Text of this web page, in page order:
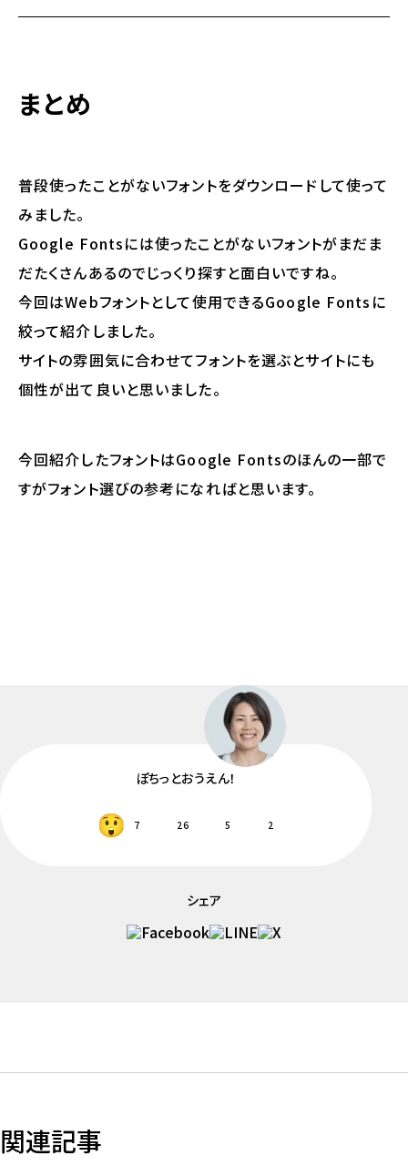
まとめ
普段使ったことがないフォントをダウンロードして使って
みました。
Google Fontsには使ったことがないフォントがまだま
だたくさんあるのでじっくり探すと面白いですね。
今回はWebフォントとして使用できるGoogle Fontsに
絞って紹介しました。
サイトの雰囲気に合わせてフォントを選ぶとサイトにも
個性が出て良いと思いました。
今回紹介したフォントはGoogle Fontsのほんの一部で
すがフォント選びの参考になればと思います。
ぽちっとおうえん！
7 26 5 2
シェア
関連記事